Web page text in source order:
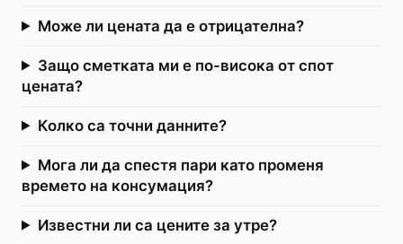
Може ли цената да е отрицателна?
Защо сметката ми е по-висока от спот
цената?
Колко са точни данните?
Мога ли да спестя пари като променя
времето на консумация?
Известни ли са цените за утре?